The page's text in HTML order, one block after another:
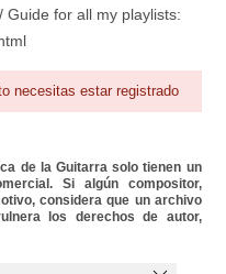
Guide for all my playlists:
necesitas estar registrado
de la Guitarra solo tienen un
Si algún compositor,
considera que un archivo
los derechos de autor,